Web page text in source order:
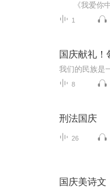
1
国庆献礼！
8
刑法国庆
26
国庆美诗文